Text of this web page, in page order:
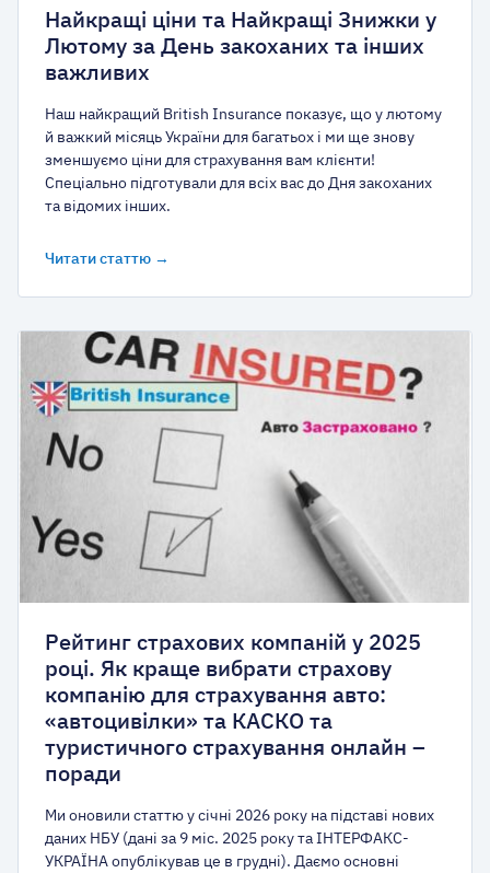
Найкращі ціни та Найкращі Знижки у
Лютому за День закоханих та інших
важливих
Наш найкращий British Insurance показує, що у лютому
й важкий місяць України для багатьох і ми ще знову
зменшуємо ціни для страхування вам клієнти!
Спеціально підготували для всіх вас до Дня закоханих
та відомих інших.
Читати статтю →
Рейтинг страхових компаній у 2025
році. Як краще вибрати страхову
компанію для страхування авто:
«автоцивілки» та КАСКО та
туристичного страхування онлайн –
поради
Ми оновили статтю у січні 2026 року на підставі нових
даних НБУ (дані за 9 міс. 2025 року та ІНТЕРФАКС-
УКРАЇНА опублікував це в грудні). Даємо основні